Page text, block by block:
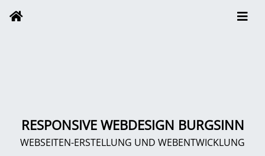
RESPONSIVE WEBDESIGN BURGSINN
WEBSEITEN-ERSTELLUNG UND WEBENTWICKLUNG